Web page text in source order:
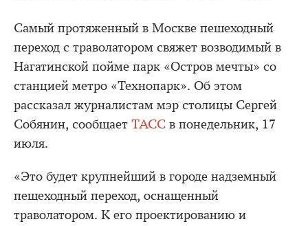
Самый протяженный в Москве пешеходный
переход с траволатором свяжет возводимый в
Нагатинской пойме парк «Остров мечты» со
станцией метро «Технопарк». Об этом
рассказал журналистам мэр столицы Сергей
Собянин, сообщает ТАСС в понедельник, 17
июля.
«Это будет крупнейший в городе надземный
пешеходный переход, оснащенный
траволатором. К его проектированию и